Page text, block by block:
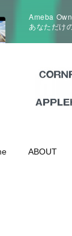
Ameba
あなただけ
ABOUT